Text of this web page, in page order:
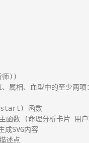
师))
属相、血型中的至少两
函数
函数 (命理分析卡片 用
SVG内容
述点